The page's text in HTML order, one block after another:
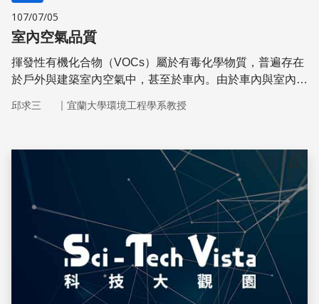
107/07/05
室內空氣品質
揮發性有機化合物（VOCs）屬於有毒化學物質，普遍存在
於戶外與建築室內空氣中，甚至於車內。由於車內與室內空
此對人體健康之危害，頗值得予以重視。
邱求三 ｜ 宜蘭大學環境工程學系教授
儲存